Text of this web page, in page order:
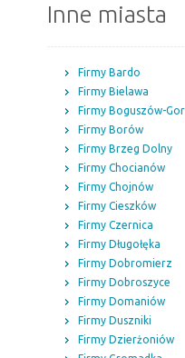
Inne miasta
Firmy Bardo
Firmy Bielawa
Firmy Boguszów-
Firmy Borów
Firmy Brzeg Dolny
Firmy Chocianów
Firmy Chojnów
Firmy Cieszków
Firmy Czernica
Firmy Długołęka
Firmy Dobromierz
Firmy Dobroszyce
Firmy Domaniów
Firmy Duszniki
Firmy Dzierżoniów